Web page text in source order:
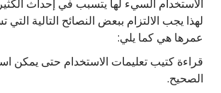
الاستخدام السيء لها يتسبب في إحداث
لهذا يجب الالتزام ببعض النصائح التالية
عمرها هي كما يلي:
قراءة كتيب تعليمات الاستخدام حتى يمكن
الصحيح.